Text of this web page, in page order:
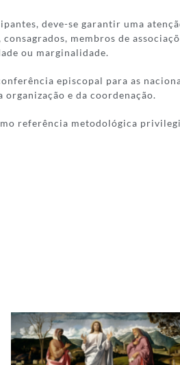
deve-se garantir uma
membros de
ou marginalidade.
episcopal para as
e da coordenação.
referência metodológica